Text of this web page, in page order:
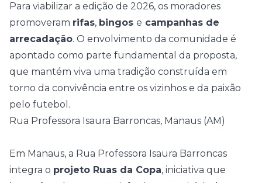
Para viabilizar a edição de 2026, os moradores
promoveram rifas, bingos e campanhas de
arrecadação. O envolvimento da comunidade é
apontado como parte fundamental da proposta,
que mantém viva uma tradição construída em
torno da convivência entre os vizinhos e da paixão
pelo futebol.
Rua Professora Isaura Barroncas, Manaus (AM)
Em Manaus, a Rua Professora Isaura Barroncas
integra o projeto Ruas da Copa, iniciativa que